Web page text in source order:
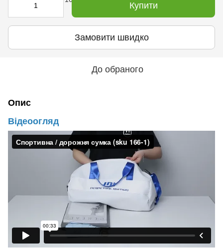
Купити
Замовити швидко
До обраного
Опис
Відеоогляд